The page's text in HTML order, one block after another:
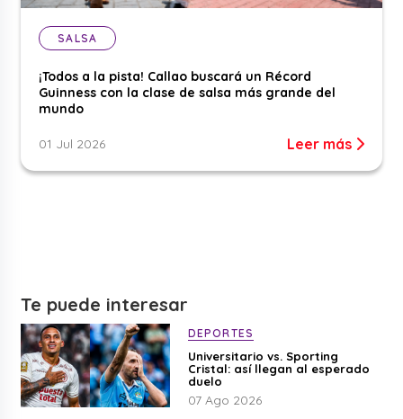
SALSA
¡Todos a la pista! Callao buscará un Récord
Guinness con la clase de salsa más grande del
mundo
01 Jul 2026 Leer más
Te puede interesar
DEPORTES
Universitario vs. Sporting
Cristal: así llegan al esperado
duelo
07 Ago 2026